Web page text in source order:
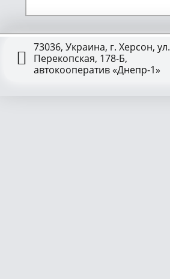
73036, Украина, г. Херсон, ул.
Перекопская, 178-Б,
автокооператив «Днепр-1»